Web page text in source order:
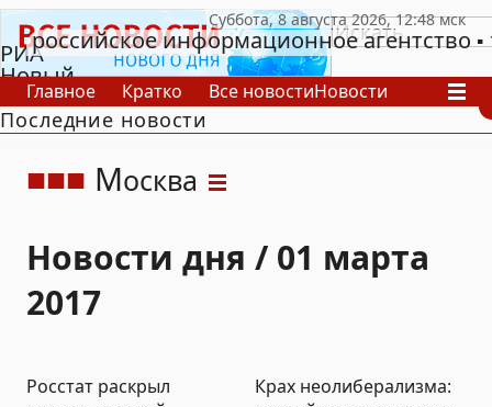
РИА
Новый
День
российское информационное агентство
Главное Кратко Все новостиНовости
В России
В мире
Последние новости
Москва
Новости дня / 01 марта
2017
Росстат раскрыл
Крах неолиберализма: